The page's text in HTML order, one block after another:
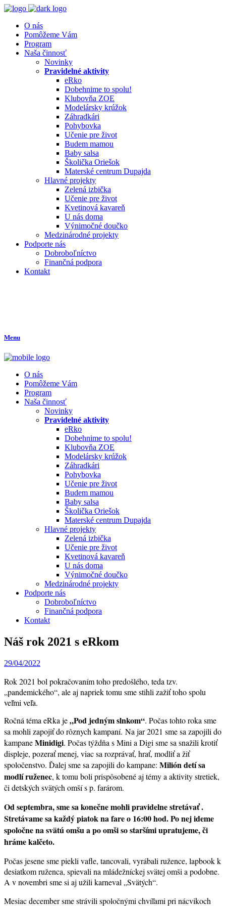
O nás
Pomôžeme Vám
Program
Naša činnosť
Novinky
Pravidelné aktivity
eRko
Dobehnime to spolu!
Klubovňa ZOE
Modelársky krúžok
Záhradkári
Pohybovka
Učenie pre život
Budem mamou
Baby salsa
Školička Oriešok
Materské centrum Dupajda
Hlavné projekty
Zelená izbička
Učenie pre život
Kvetinová kavareň
U nás doma
Výnimočné doučko
Medzinárodné projekty
Podporte nás
Dobroboľníctvo
Finančná podpora
Kontakt
Menu
O nás
Pomôžeme Vám
Program
Naša činnosť
Novinky
Pravidelné aktivity
eRko
Dobehnime to spolu!
Klubovňa ZOE
Modelársky krúžok
Záhradkári
Pohybovka
Učenie pre život
Budem mamou
Baby salsa
Školička Oriešok
Materské centrum Dupajda
Hlavné projekty
Zelená izbička
Učenie pre život
Kvetinová kavareň
U nás doma
Výnimočné doučko
Medzinárodné projekty
Podporte nás
Dobroboľníctvo
Finančná podpora
Kontakt
Náš rok 2021 s eRkom
29/04/2022
Rok 2021 bol pokračovaním toho predošlého, teda tzv.
„pandemického“, ale aj napriek tomu sme stihli zažiť toho spolu
veľmi veľa.
Ročná téma eRka je„Pod jedným slnkom“. Počas tohto roka sme
sa mohli zapojiť do rôznych kampaní. Na jar 2021 sme sa zapojili do
kampaneMinidigi. Počas týždňa s Mini a Digi sme sa snažili krotiť
displeje, pozerať menej, viac sa rozprávať, hrať, modliť a žiť
spoločenstvo. Ďalej sme sa zapojili do kampane: Milión detí sa
modlí ruženec, k tomu boli prispôsobené aj témy a aktivity stretiek,
či detských svätých omší s p. farárom.
Od septembra, sme sa konečne mohli pravidelne stretávať .
Stretávame sa každý piatok na fare o 16:00 hod. Po nej ideme
spoločne na svätú omšu a po omši so staršími upratujeme, či
hráme kalčeto.
Počas jesene sme piekli vafle, tancovali, vyrábali ružence, lapbook k
desiatkom ruženca, spievali na mládežníckej svätej omši a podobne.
A v novembri sme si aj užili karneval „Svätých“.
Mesiac december sme strávili spoločnými chvíľami pri nácvikoch